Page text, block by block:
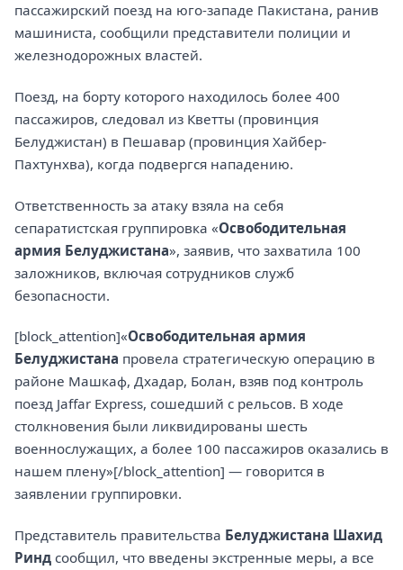
пассажирский поезд на юго-западе Пакистана, ранив
машиниста, сообщили представители полиции и
железнодорожных властей.
Поезд, на борту которого находилось более 400
пассажиров, следовал из Кветты (провинция
Белуджистан) в Пешавар (провинция Хайбер-
Пахтунхва), когда подвергся нападению.
Ответственность за атаку взяла на себя
сепаратистская группировка «Освободительная
армия Белуджистана», заявив, что захватила 100
заложников, включая сотрудников служб
безопасности.
[block_attention]«Освободительная армия
Белуджистана провела стратегическую операцию в
районе Машкаф, Дхадар, Болан, взяв под контроль
поезд Jaffar Express, сошедший с рельсов. В ходе
столкновения были ликвидированы шесть
военнослужащих, а более 100 пассажиров оказались в
нашем плену»[/block_attention] — говорится в
заявлении группировки.
Представитель правительства Белуджистана Шахид
Ринд сообщил, что введены экстренные меры, а все